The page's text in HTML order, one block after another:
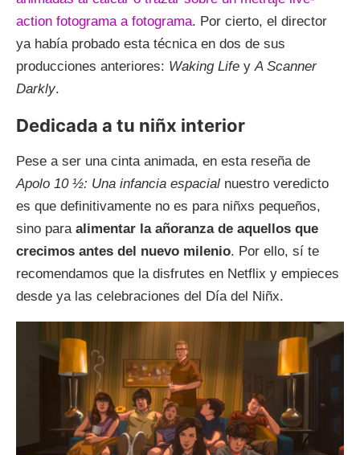
action fotograma a fotograma. Por cierto, el director
ya había probado esta técnica en dos de sus
producciones anteriores: Waking Life yA Scanner
Darkly.
Dedicada a tu niñx interior
Pese a ser una cinta animada, en esta reseña de
Apolo 10 ½: Una infancia espacial nuestro veredicto
es que definitivamente no es para niñxs pequeños,
sino para alimentar la añoranza de aquellos que
crecimos antes del nuevo milenio. Por ello, sí te
recomendamos que la disfrutes en Netflix y empieces
desde ya las celebraciones del Día del Niñx.